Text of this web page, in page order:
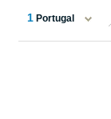
1 Portugal